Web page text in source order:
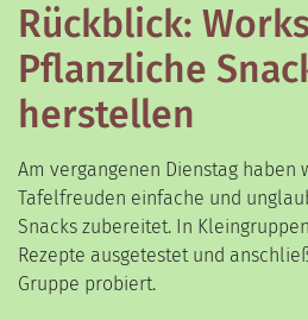
Rückblick:
Pflanzliche
herstellen
Am vergangenen Dienstag haben
Tafelfreuden einfache und
Snacks zubereitet. In
Rezepte ausgetestet und
Gruppe probiert.